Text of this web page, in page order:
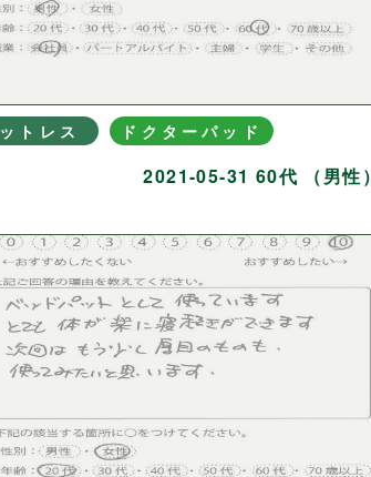
トレス ドクターパッド
2021-05-31 60代 （男性）